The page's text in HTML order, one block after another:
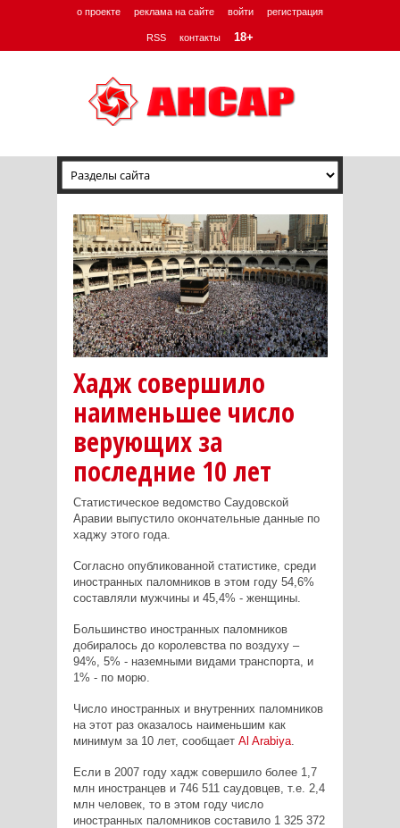
о проекте реклама на сайте войти регистрация
RSS контакты 18+
Хадж совершило
наименьшее число
верующих за
последние 10 лет
Статистическое ведомство Саудовской
Аравии выпустило окончательные данные по
хаджу этого года.
Согласно опубликованной статистике, среди
иностранных паломников в этом году 54,6%
составляли мужчины и 45,4% - женщины.
Большинство иностранных паломников
добиралось до королевства по воздуху –
94%, 5% - наземными видами транспорта, и
1% - по морю.
Число иностранных и внутренних паломников
на этот раз оказалось наименьшим как
минимум за 10 лет, сообщает Al Arabiya.
Если в 2007 году хадж совершило более 1,7
млн иностранцев и 746 511 саудовцев, т.е. 2,4
млн человек, то в этом году число
иностранных паломников составило 1 325 372